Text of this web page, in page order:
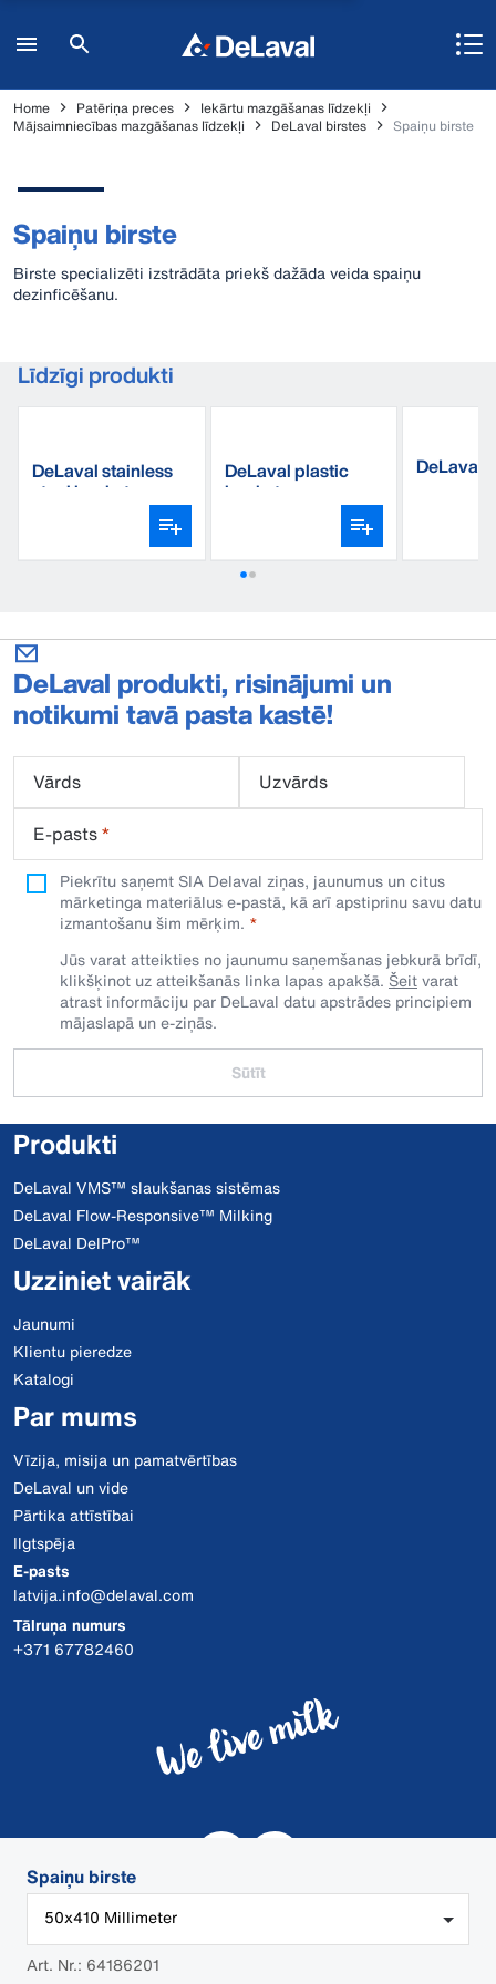
Home Patēriņa preces
Iekārtu mazgāšanas līdzekļi
Mājsaimniecības mazgāšanas līdzekļi
DeLaval birstes Spaiņu birste
Spaiņu birste
Birste specializēti izstrādāta priekš dažāda veida spaiņu
dezinficēšanu.
Spaiņu birste
50x410 Millimeter
Art. Nr.: 64186201
Līdzīgi produkti
DeLaval stainless
steel bucket
DeLaval plastic
bucket
DeLaval
DeLaval produkti, risinājumi un
notikumi tavā pasta kastē!
Vārds
Uzvārds
E-pasts*
Piekrītu saņemt SIA Delaval ziņas, jaunumus un citus
mārketinga materiālus e-pastā, kā arī apstiprinu savu datu
izmantošanu šim mērķim.
Jūs varat atteikties no jaunumu saņemšanas jebkurā brīdī,
klikšķinot uz atteikšanās linka lapas apakšā. Šeitvarat
atrast informāciju par DeLaval datu apstrādes principiem
mājaslapā un e-ziņās.
Sūtīt
Produkti
DeLaval VMS™ slaukšanas sistēmas
DeLaval Flow-Responsive™ Milking
DeLaval DelPro™
Uzziniet vairāk
Jaunumi
Klientu pieredze
Katalogi
Par mums
Vīzija, misija un pamatvērtības
DeLaval un vide
Pārtika attīstībai
Ilgtspēja
E-pasts
latvija.info@delaval.com
Tālruņa numurs
+371 67782460